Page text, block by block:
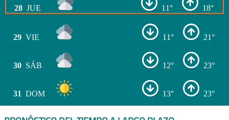
28 JUE 11° 18°
29 VIE 11° 21°
30 SÁB 12° 23°
31 DOM 13° 23°